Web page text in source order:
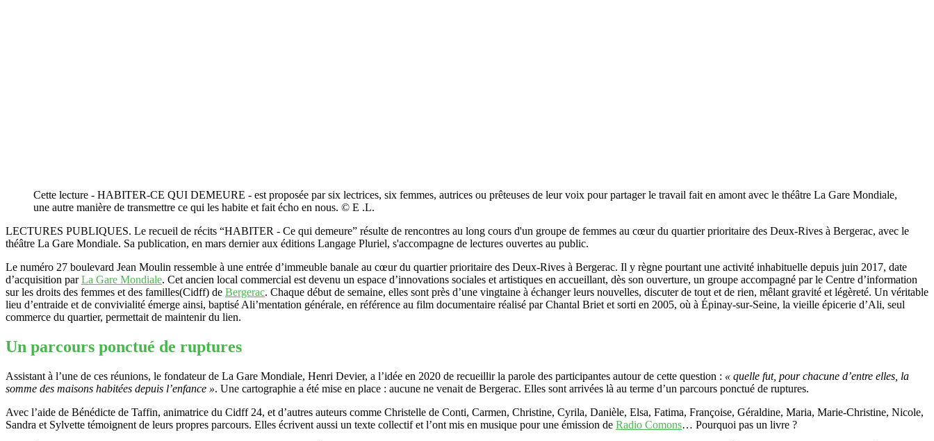
Cette lecture - HABITER-CE QUI DEMEURE - est proposée par six lectrices, six femmes, autrices ou prêteuses de leur voix pour partager le travail fait en amont avec le théâtre La Gare Mondiale,
une autre manière de transmettre ce qui les habite et fait écho en nous. © E .L.
LECTURES PUBLIQUES. Le recueil de récits “HABITER - Ce qui demeure” résulte de rencontres au long cours d'un groupe de femmes au cœur du quartier prioritaire des Deux-Rives à Bergerac, avec le
théâtre La Gare Mondiale. Sa publication, en mars dernier aux éditions Langage Pluriel, s'accompagne de lectures ouvertes au public.
Le numéro 27 boulevard Jean Moulin ressemble à une entrée d’immeuble banale au cœur du quartier prioritaire des Deux-Rives à Bergerac. Il y règne pourtant une activité inhabituelle depuis juin 2017, date
d’acquisition parLa Gare Mondiale. Cet ancien local commercial est devenu un espace d’innovations sociales et artistiques en accueillant, dès son ouverture, un groupe accompagné par le Centre d’information
sur les droits des femmes et des familles(Cidff) de Bergerac. Chaque début de semaine, elles sont près d’une vingtaine à échanger leurs nouvelles, discuter de tout et de rien, mêlant gravité et légèreté. Un véritable
lieu d’entraide et de convivialité émerge ainsi, baptisé Ali’mentation générale, en référence au film documentaire réalisé par Chantal Briet et sorti en 2005, où à Épinay-sur-Seine, la vieille épicerie d’Ali, seul
commerce du quartier, permettait de maintenir du lien.
Un parcours ponctué de ruptures
Assistant à l’une de ces réunions, le fondateur de La Gare Mondiale, Henri Devier, a l’idée en 2020 de recueillir la parole des participantes autour de cette question : « quelle fut, pour chacune d’entre elles, la
somme des maisons habitées depuis l’enfance ». Une cartographie a été mise en place : aucune ne venait de Bergerac. Elles sont arrivées là au terme d’un parcours ponctué de ruptures.
Avec l’aide de Bénédicte de Taffin, animatrice du Cidff 24, et d’autres auteurs comme Christelle de Conti, Carmen, Christine, Cyrila, Danièle, Elsa, Fatima, Françoise, Géraldine, Maria, Marie-Christine, Nicole,
Sandra et Sylvette témoignent de leurs propres parcours. Elles écrivent aussi un texte collectif et l’ont mis en musique pour une émission de Radio Comons… Pourquoi pas un livre ?